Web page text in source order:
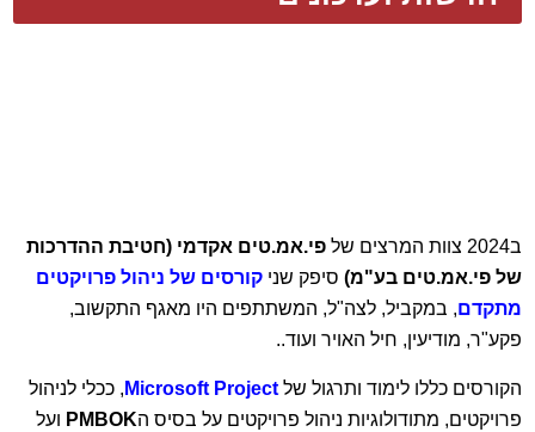
של פי.אמ.טים בע"מ)סיפק שניקורסים של ניהול פרויקטים
מתקדם, במקביל, לצה"ל, המשתתפים היו מאגף התקשוב,
פקע"ר, מודיעין, חיל האויר ועוד..
פרויקטים, מתודולוגיות ניהול פרויקטים על בסיס הPMBOKועל
בסיס נסיונה של פי.אמ.טים בע"מ בניהול פרויקטים ותמיכה